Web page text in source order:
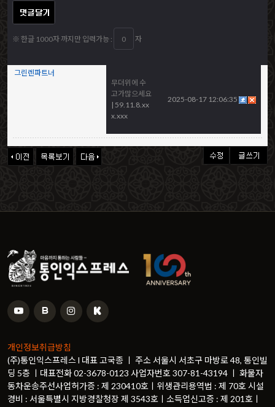
※ 한글 1000자 까지만 입력가능 : 자
그린렌파트너
무더위에 수
고가많으세요
| 59.11.8.xx
x.xxx
2025-08-17 12:06:35
개인정보취급방침
(주)통인익스프레스 l 대표 고국종 ㅣ 주소 서울시 서초구 마방로 48, 통인빌
딩 5층 ㅣ대표전화 02-3678-0123 사업자번호 307-81-43194 ㅣ 화물자
동차운송주선사업허가증 : 제 230410호ㅣ위생관리용역법 : 제 70호 시설
경비 : 서울특별시 지방경찰청장 제 3543호ㅣ소득업신고증 : 제 201호ㅣ